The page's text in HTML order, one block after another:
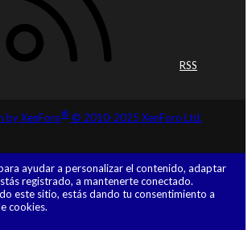
RSS
by XenForo® © 2010-2025 XenForo Ltd.
ayudar a personalizar el contenido, adaptar
registrado, a mantenerte conectado.
este sitio, estás dando tu consentimiento a
cookies.